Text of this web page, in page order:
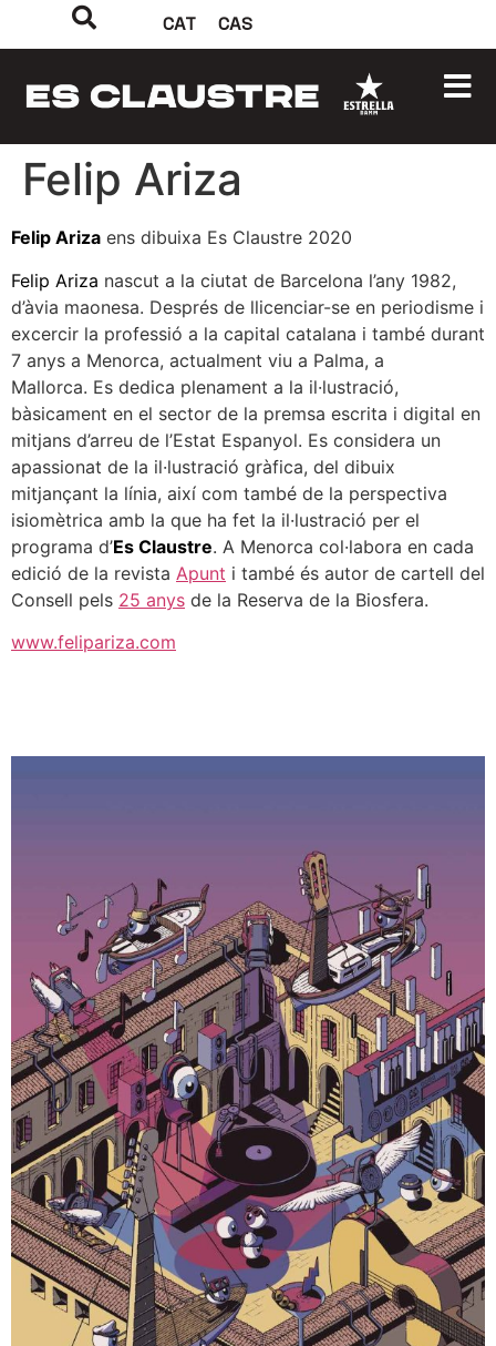
CAT CAS
Felip Ariza
Felip Ariza ens dibuixa Es Claustre 2020
Felip Ariza nascut a la ciutat de Barcelona l’any 1982,
d’àvia maonesa. Després de llicenciar-se en periodisme i
excercir la professió a la capital catalana i també durant
7 anys a Menorca, actualment viu a Palma, a
Mallorca. Es dedica plenament a la il·lustració,
bàsicament en el sector de la premsa escrita i digital en
mitjans d’arreu de l’Estat Espanyol. Es considera un
apassionat de la il·lustració gràfica, del dibuix
mitjançant la línia, així com també de la perspectiva
isiomètrica amb la que ha fet la il·lustració per el
programa d’Es Claustre. A Menorca col·labora en cada
edició de la revista Apunt i també és autor de cartell del
Consell pels 25 anys de la Reserva de la Biosfera.
www.felipariza.com